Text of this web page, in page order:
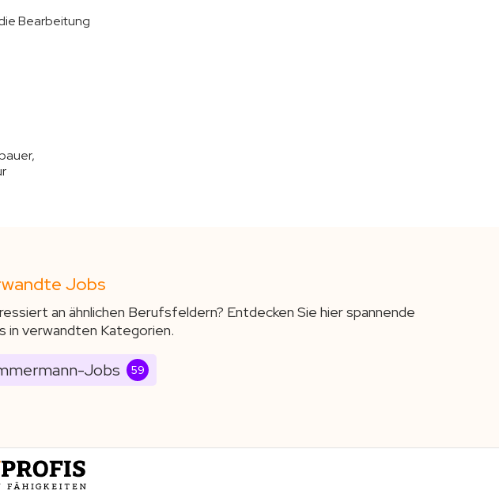
Bearbeitung
Jobs
an ähnlichen Berufsfeldern? Entdecken Sie hier spannende
in verwandten Kategorien.
Jobs 59